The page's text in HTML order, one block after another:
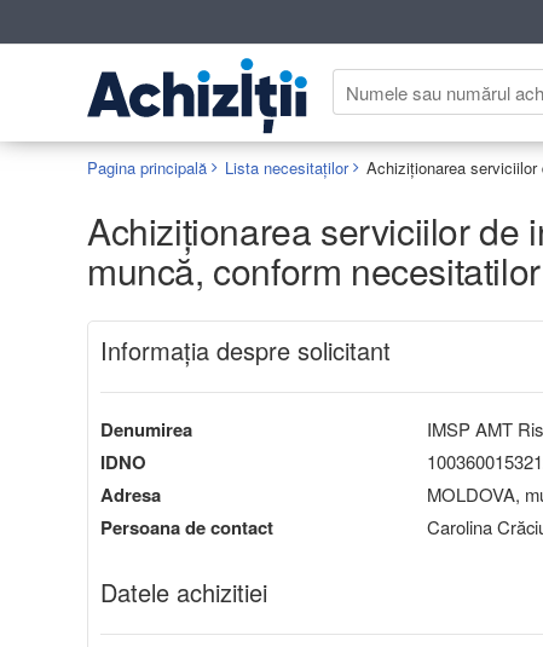
Pagina principală Lista necesitaților
Achiziționarea serviciilor de
muncă, conform
Informaţia despre solicitant
Denumirea IMSP AMT
IDNO
Adresa MOLDOVA,
Persoana de contact Carolina
Datele achizitiei